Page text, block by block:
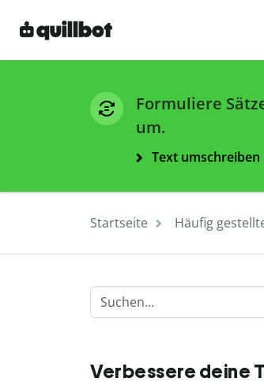
Formuliere
um.
Text umschreiben
Startseite Häufig
Verbessere deine